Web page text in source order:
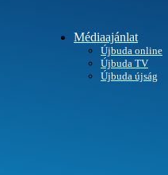
Médiaajánlat
Újbuda online
Újbuda TV
Újbuda újság